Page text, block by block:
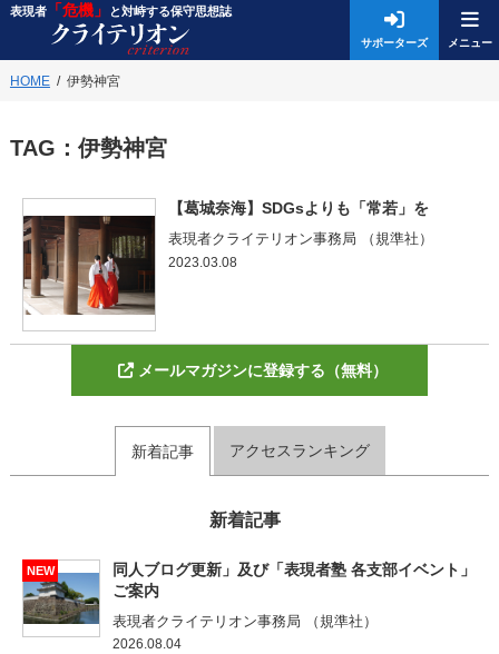
表現者「危機」 と対峙する保守思想誌
サポーターズ
HOME 伊勢神宮
TAG： 伊勢神宮
【葛城奈海】SDGsよりも「常若」を
表現者クライテリオン事務局 （規準社）
2023.03.08
メールマガジンに登録する（無料）
新着記事 アクセスランキング
新着記事
NEW
同人ブログ更新」及び「表現者塾 各支部イベント」
ご案内
表現者クライテリオン事務局 （規準社）
2026.08.04